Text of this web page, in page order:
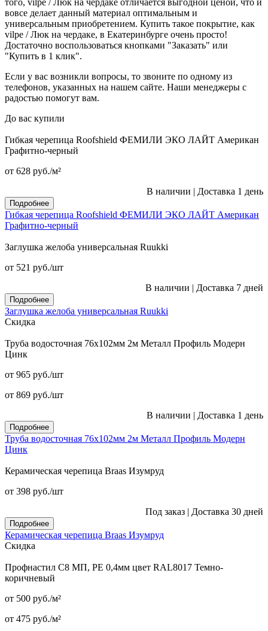
вовсе делает данный материал оптимальным и
универсальным приобретением. Купить такое покрытие, как
vilpe / Люк на чердаке, в Екатеринбурге очень просто!
Достаточно воспользоваться кнопками "Заказать" или
"Купить в 1 клик".
Если у вас возникли вопросы, то звоните по одному из
телефонов, указанных на нашем сайте. Наши менеджеры с
радостью помогут вам.
До вас купили
Гибкая черепица Roofshield ФЕМИЛИ ЭКО ЛАЙТ Американ
Графитно-черный
от 628 руб./м²
В наличии | Доставка 1 день
Подробнее
Гибкая черепица Roofshield ФЕМИЛИ ЭКО ЛАЙТ Американ
Графитно-черный
Заглушка желоба универсальная Ruukki
от 521 руб./шт
В наличии | Доставка 7 дней
Подробнее
Заглушка желоба универсальная Ruukki
Скидка
Труба водосточная 76x102мм 2м Металл Профиль Модерн
Цинк
от 965 руб./шт
от 869 руб./шт
В наличии | Доставка 1 день
Подробнее
Труба водосточная 76x102мм 2м Металл Профиль Модерн
Цинк
Керамическая черепица Braas Изумруд
от 398 руб./шт
Под заказ | Доставка 30 дней
Подробнее
Керамическая черепица Braas Изумруд
Скидка
Профнастил С8 МП, PE 0,4мм цвет RAL8017 Темно-
коричневый
от 500 руб./м²
от 475 руб./м²